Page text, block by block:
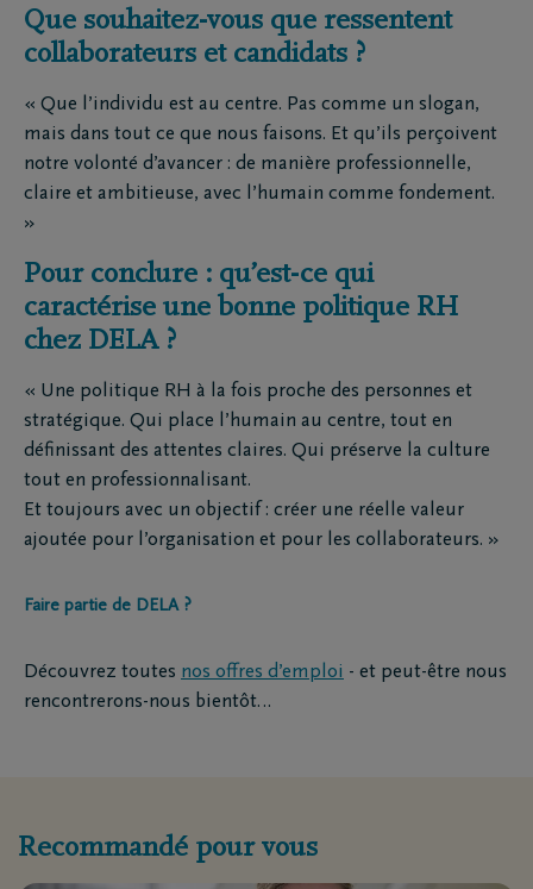
Que souhaitez-vous que ressentent
collaborateurs et candidats ?
« Que l’individu est au centre. Pas comme un slogan,
mais dans tout ce que nous faisons. Et qu’ils perçoivent
notre volonté d’avancer : de manière professionnelle,
claire et ambitieuse, avec l’humain comme fondement.
»
Pour conclure : qu’est-ce qui
caractérise une bonne politique RH
chez DELA ?
« Une politique RH à la fois proche des personnes et
stratégique. Qui place l’humain au centre, tout en
définissant des attentes claires. Qui préserve la culture
tout en professionnalisant.
Et toujours avec un objectif : créer une réelle valeur
ajoutée pour l’organisation et pour les collaborateurs. »
Faire partie de DELA ?
Découvrez toutes nos offres d’emploi - et peut-être nous
rencontrerons-nous bientôt…
Recommandé pour vous